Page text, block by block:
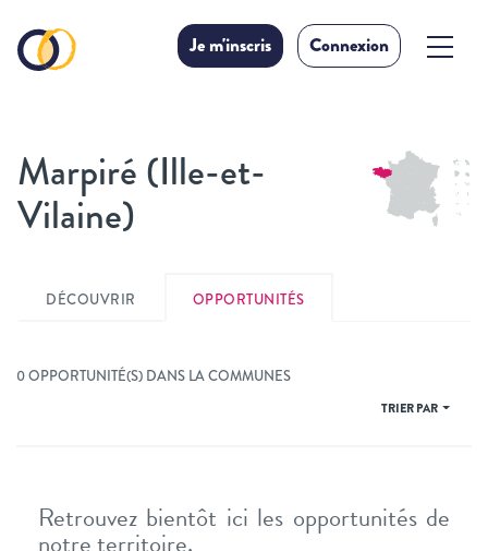
Je m'inscris Connexion
Marpiré (Ille-et-
Vilaine)
DÉCOUVRIR OPPORTUNITÉS
0 OPPORTUNITÉ(S) DANS LA COMMUNES
TRIER PAR
Retrouvez bientôt ici les opportunités de
notre territoire.